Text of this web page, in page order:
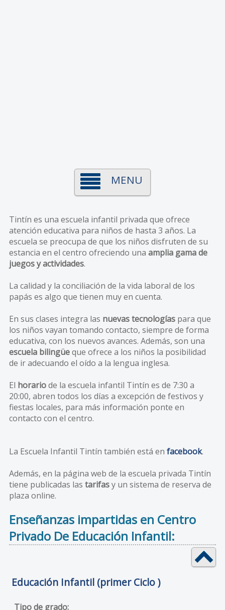
MENU
Tintín es una escuela infantil privada que ofrece
atención educativa para niños de hasta 3 años. La
escuela se preocupa de que los niños disfruten de su
estancia en el centro ofreciendo una amplia gama de
juegos y actividades.
La calidad y la conciliación de la vida laboral de los
papás es algo que tienen muy en cuenta.
En sus clases integra las nuevas tecnologíaspara que
los niños vayan tomando contacto, siempre de forma
educativa, con los nuevos avances. Además, son una
escuela bilingüeque ofrece a los niños la posibilidad
de ir adecuando el oído a la lengua inglesa.
El horariode la escuela infantil Tintín es de 7:30 a
20:00, abren todos los días a excepción de festivos y
fiestas locales, para más información ponte en
contacto con el centro.
La Escuela Infantil Tintín también está en facebook.
Además, en la página web de la escuela privada Tintín
tiene publicadas las tarifasy un sistema de reserva de
plaza online.
Enseñanzas impartidas en Centro
Privado De Educación Infantil:
Educación Infantil (primer Ciclo )